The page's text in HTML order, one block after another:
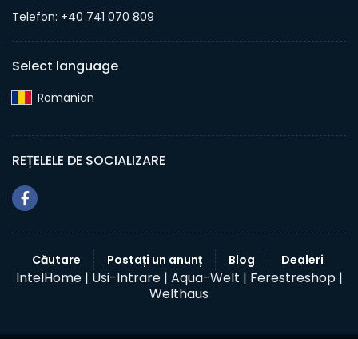
Telefon: +40 741 070 809
Select language
Romanian‎
REȚELELE DE SOCIALIZARE
Căutare Postați un anunț Blog Dealeri
IntelHome | Usi-Intrare | Aqua-Welt | Ferestreshop |
Welthaus